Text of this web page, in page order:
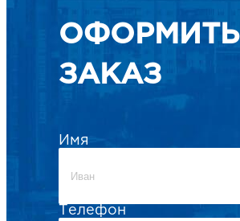
ОФОРМИТЬ
ЗАКАЗ
Имя
Телефон